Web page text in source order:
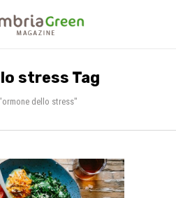
stress Tag
dello stress"